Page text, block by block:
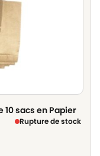
10 sacs en Papier
Rupture de stock